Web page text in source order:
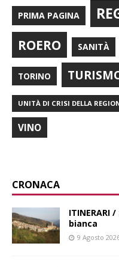
PRIMA PAGINA
ROERO SANITÀ
TORINO
UNITÀ DI CRISI DELLA
VINO
CRONACA
ITINERARI
bianca
9 Agosto